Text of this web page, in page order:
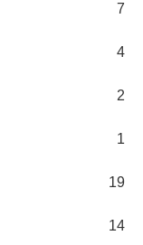
7
4
2
1
19
14